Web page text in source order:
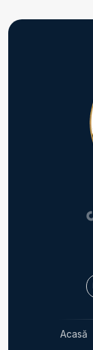
Apartamente de
Apartamente de
Case de vanzare in
Case de vanzare in
Case de vanzare in
Case de vanzare in
Case de vanzare in
Case de vanzare in
Terenuri de vanzare
Terenuri de
Spatii
Spatii comerciale
Spatii comerciale
Acasă